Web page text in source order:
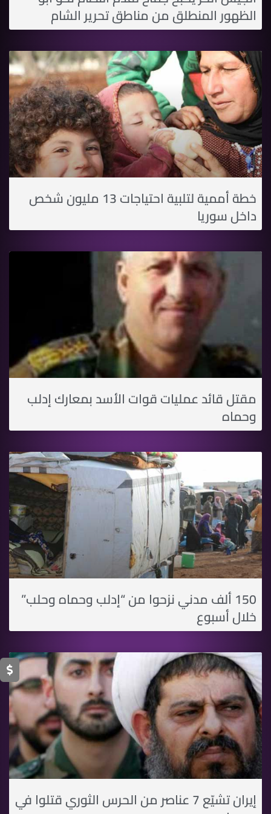
الظهور المنطلق من مناطق تحرير الشام
خطة أممية لتلبية احتياجات 13 مليون شخص
داخل سوريا
مقتل قائد عمليات قوات الأسد بمعارك إدلب
وحماه
150 ألف مدني نزحوا من “إدلب وحماه وحلب”
خلال أسبوع
إيران تشيّع 7 عناصر من الحرس الثوري قتلوا في